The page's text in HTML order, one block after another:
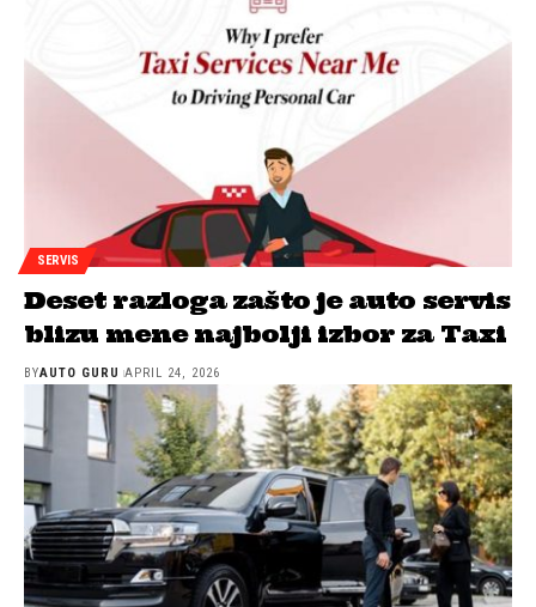
SERVIS
Deset razloga zašto je auto servis
blizu mene najbolji izbor za Taxi
BYAUTO GURU APRIL 24, 2026